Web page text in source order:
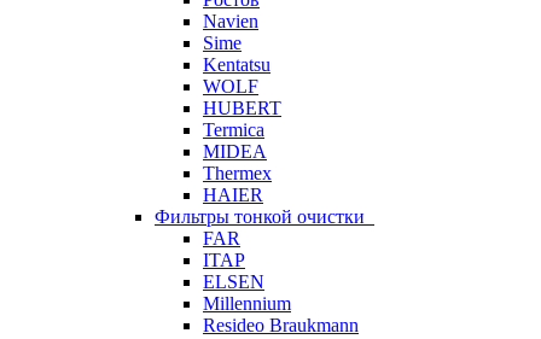
Navien
Sime
Kentatsu
WOLF
HUBERT
Termica
MIDEA
Thermex
HAIER
Фильтры тонкой очистки
FAR
ITAP
ELSEN
Millennium
Resideo Braukmann